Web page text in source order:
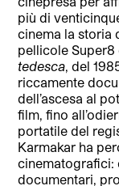
più di
cinema la storia
pellicole
tedesca , del
riccamente
dell’ascesa al
film, fino
portatile del
Karmakar ha
cinematografici:
documentari,